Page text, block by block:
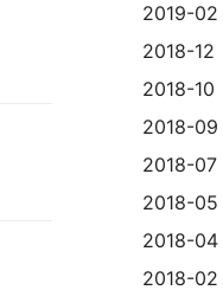
2019-02
2018-12
2018-10
2018-09
2018-07
2018-05
2018-04
2018-02